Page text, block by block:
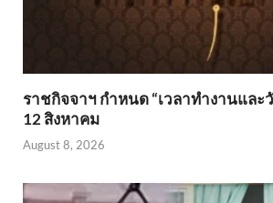
ราชกิจจาฯ กำหนด “เวลาทำงานและ
12 สิงหาคม
August 8, 2026